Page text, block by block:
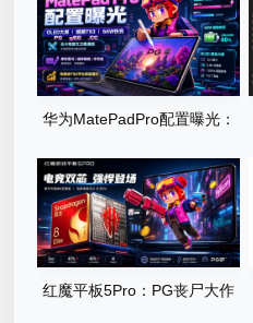
暴世界
华为MatePadPro配置曝光：
红魔平板5Pro：PG丧尸大作